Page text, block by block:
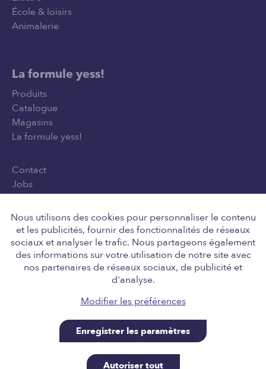
Nous utilisons des cookies pour personnaliser le contenu
et les publicités, fournir des fonctionnalités de réseaux
sociaux et analyser le trafic. Nous partageons également
des informations sur votre utilisation de notre site avec
nos partenaires de réseaux sociaux, de publicité et
d'analyse.
Modifier les préférences
Enregistrer les paramètres
Autoriser tout
École & loisirs
Animalerie
La formule yess!
Produits
Catalogue
Magasins
La formule yess!
Contact
Jobs
Conditions générales d'utilisation
Suivez-nous
Retail Team nv, Engelstraat 8, 8211 Aartrijke BE
0646.705.037, tel 050 14 01 10, info@yess.be. A site